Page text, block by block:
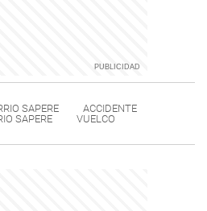
SAPERE
ACCIDENTE
SAPERE VUELCO